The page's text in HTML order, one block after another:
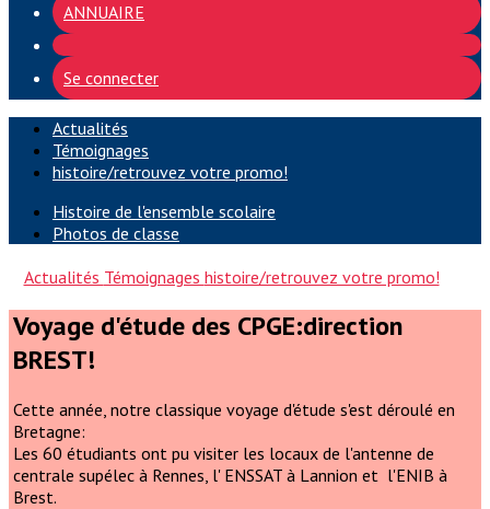
ANNUAIRE
Se connecter
Actualités
Témoignages
histoire/retrouvez votre promo!
Histoire de l'ensemble scolaire
Photos de classe
Actualités Témoignages histoire/retrouvez votre promo!
Voyage d'étude des CPGE:direction
BREST!
Cette année, notre classique voyage d'étude s'est déroulé en
Bretagne:
Les 60 étudiants ont pu visiter les locaux de l'antenne de
centrale supélec à Rennes, l' ENSSAT à Lannion et l'ENIB à
Brest.